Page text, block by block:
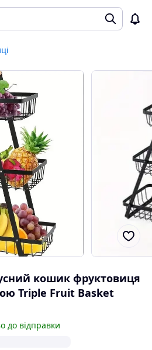
кошик фруктовиця
Triple Fruit Basket
до відправки